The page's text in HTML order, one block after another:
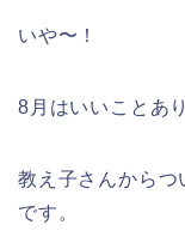
いや〜！
8月はいいことあ
教え子さんから
です。